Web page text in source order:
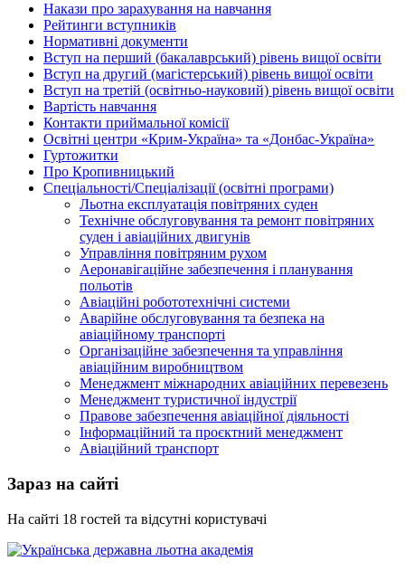
Накази про зарахування на навчання
Рейтинги вступників
Нормативні документи
Вступ на перший (бакалаврський) рівень вищої освіти
Вступ на другий (магістерський) рівень вищої освіти
Вступ на третій (освітньо-науковий) рівень вищої освіти
Вартість навчання
Контакти приймальної комісії
Освітні центри «Крим-Україна» та «Донбас-Україна»
Гуртожитки
Про Кропивницький
Спеціальності/Спеціалізації (освітні програми)
Льотна експлуатація повітряних суден
Технічне обслуговування та ремонт повітряних
суден і авіаційних двигунів
Управління повітряним рухом
Аеронавігаційне забезпечення і планування
польотів
Авіаційні робототехнічні системи
Аварійне обслуговування та безпека на
авіаційному транспорті
Організаційне забезпечення та управління
авіаційним виробництвом
Менеджмент міжнародних авіаційних перевезень
Менеджмент туристичної індустрії
Правове забезпечення авіаційної діяльності
Інформаційний та проєктний менеджмент
Авіаційний транспорт
Зараз на сайті
На сайті 18 гостей та відсутні користувачі